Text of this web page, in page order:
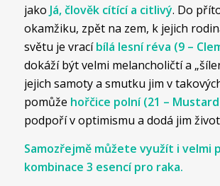
jako Já, člověk cítící a citlivý. Do
okamžiku, zpět na zem, k jejich
světu je vracíbílá lesní réva (9 –
dokáží být velmi melancholičtí a
jejich samoty a smutku jim v
pomůže hořčice polní (21 –
podpoří v optimismu a dodá jim
Samozřejmě můžete využít i velmi
kombinace 3 esencí pro raka.